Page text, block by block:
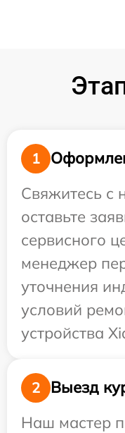
1
Свяжитесь с
оставьте
сервисного
менеджер
уточнения
условий
устройства
2
Выезд
Наш мастер